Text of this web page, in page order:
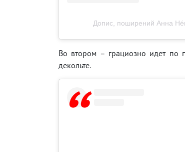
Допис, поширений Анна
Во втором – грациозно идет по
декольте.